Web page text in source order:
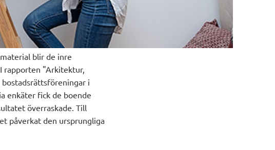
blir de inre
rapporten "Arkitektur,
i
enkäter fick de boende
överraskade. Till
påverkat den ursprungliga